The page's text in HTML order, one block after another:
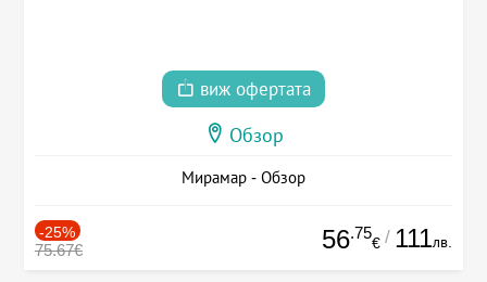
виж офертата
Обзор
Мирамар - Обзор
-25%
75.67€ 56.75
€ / 111лв.